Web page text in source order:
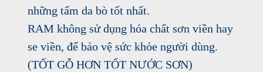
những tấm da bò tốt nhất.
RAM không sử dụng hóa chất sơn viền hay
se viền, để bảo vệ sức khỏe người dùng.
(TỐT GỖ HƠN TỐT NƯỚC SƠN)